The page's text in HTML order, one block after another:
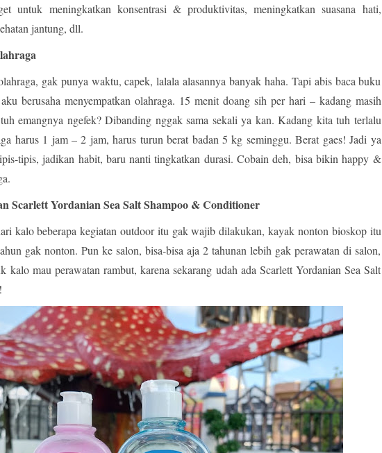
untuk meningkatkan konsentrasi & produktivitas, meningkatkan suasana hati,
jantung, dll.
gak punya waktu, capek, lalala alasannya banyak haha. Tapi abis baca buku
berusaha menyempatkan olahraga. 15 menit doang sih per hari – kadang masih
emangnya ngefek? Dibanding nggak sama sekali ya kan. Kadang kita tuh terlalu
harus 1 jam – 2 jam, harus turun berat badan 5 kg seminggu. Berat gaes! Jadi ya
tipis, jadikan habit, baru nanti tingkatkan durasi. Cobain deh, bisa bikin happy &
Scarlett Yordanian Sea Salt Shampoo & Conditioner
kalo beberapa kegiatan outdoor itu gak wajib dilakukan, kayak nonton bioskop itu
gak nonton. Pun ke salon, bisa-bisa aja 2 tahunan lebih gak perawatan di salon,
kalo mau perawatan rambut, karena sekarang udah ada Scarlett Yordanian Sea Salt